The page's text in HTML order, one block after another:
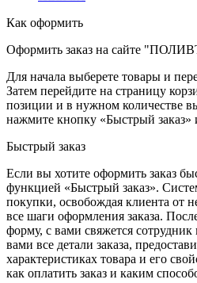
Как оформить
Оформить заказ на сайте
Для начала выберете товары и
Затем перейдите на страницу
позиции и в нужном количестве
нажмите кнопку «Быстрый заказ»
Быстрый заказ
Если вы хотите оформить заказ
функцией «Быстрый заказ».
покупки, освобождая клиента от
все шаги оформления заказа.
форму, с вами свяжется
вами все детали заказа,
характеристиках товара и его
как оплатить заказ и каким